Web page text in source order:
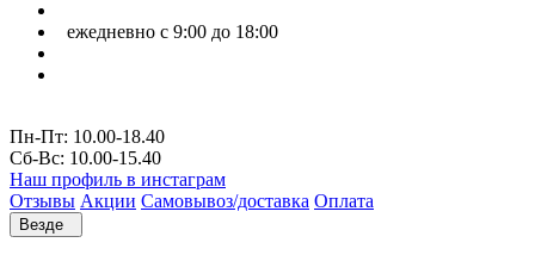
ежедневно с 9:00 до 18:00
Пн-Пт: 10.00-18.40
Cб-Вс: 10.00-15.40
Наш профиль в инстаграм
Отзывы Акции Самовывоз/доставка Оплата
Везде